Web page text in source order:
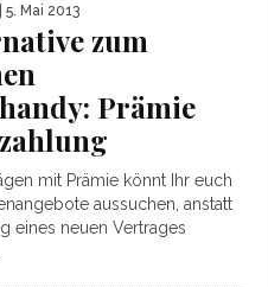
| 5. Mai 2013
zum
Prämie
mit Prämie könnt Ihr euch
aussuchen, anstatt
eines neuen Vertrages